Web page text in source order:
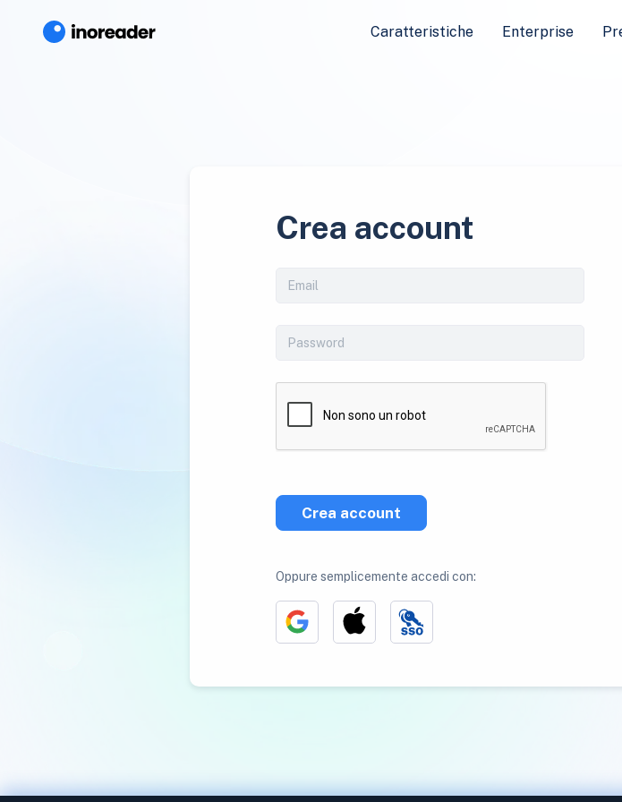
Caratteristiche Enterprise
Crea account
Crea account
Oppure semplicemente accedi con: